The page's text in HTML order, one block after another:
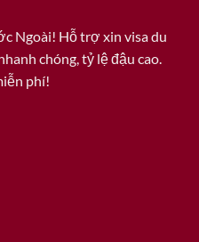
Ngoài! Hỗ trợ xin visa du
chóng, tỷ lệ đậu cao.
phí!